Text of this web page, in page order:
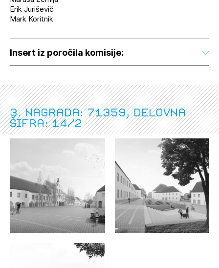
Erik Juriševič
Mark Koritnik
Insert iz poročila komisije:
3. nagrada: 71359, delovna
šifra: 14/2